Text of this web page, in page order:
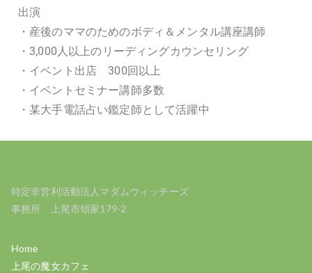
出演
・産後のママのためのボディ＆メンタル講座講師
・3,000人以上のリーディングカウンセリング
・イベント出店 300回以上
・イベントセミナー講師多数
・某大手電話占い鑑定師として活躍中
特定非営利活動法人マダムウィッチーズ
事務所 上尾市領家179-2
Home
上尾の魔女カフェ